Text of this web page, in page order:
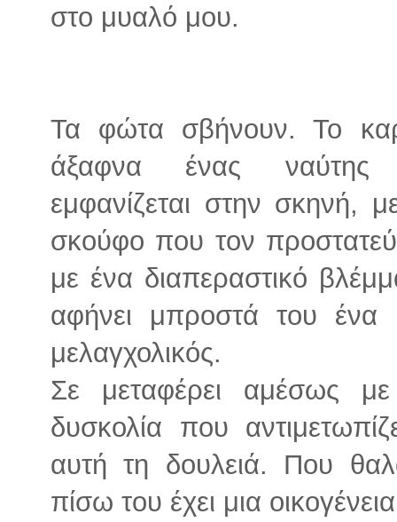
στο μυαλό μου.
Τα φώτα σβήνουν. Το
άξαφνα ένας ναύτης
εμφανίζεται στην σκηνή,
σκούφο που τον
με ένα διαπεραστικό
αφήνει μπροστά του ένα
μελαγχολικός.
Σε μεταφέρει αμέσως
δυσκολία που
αυτή τη δουλειά. Που
πίσω του έχει μια